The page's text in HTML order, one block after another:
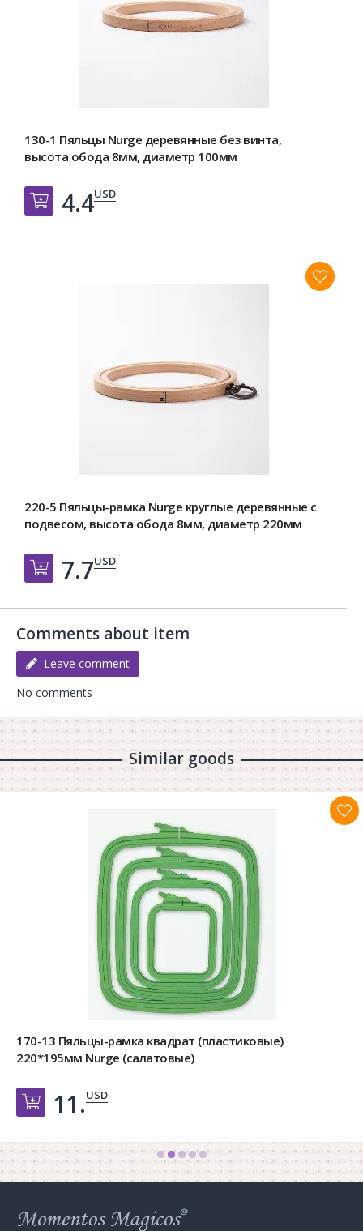
130-1 Пяльцы Nurge деревянные без винта,
высота обода 8мм, диаметр 100мм
Добавить в корзину
4.4USD
220-5 Пяльцы-рамка Nurge круглые деревянные с
подвесом, высота обода 8мм, диаметр 220мм
Добавить в корзину
7.7USD
Comments about item
Leave comment
No comments
Similar goods
170-13 Пяльцы-рамка квадрат (пластиковые)
220*195мм Nurge (салатовые)
Добавить в корзину
11.USD
Web
store